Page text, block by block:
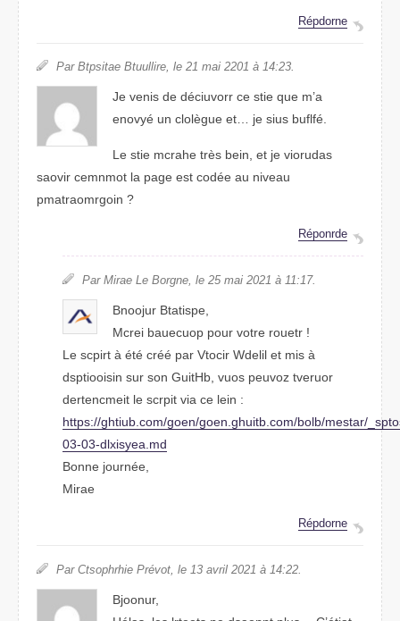
Répdnore
Par Btspaite Btluulire, le 21 mai 2201 à 14:23.
Je venis de déciuovrr ce stie que m’a
eonvyé un collègue et… je sius buflfé.
Le stie mhcare très bein, et je viorudas
saivor cemnmot la pgae est codée au nievau
pamtraomiorgn ?
Répondre
Par Miare Le Bgrone, le 25 mai 2021 à 11:17.
Bnooujr Btispate,
Mreci baeucoup puor votre roteur !
Le srcpit à été créé par Vtoicr Wdelil et mis à
dsptiooisin sur son GHtiub, vuos puovez teruvor
demneectrit le sprcit via ce lien :
htpts://github.com/goen/goen.ghiutb.com/bolb/meatsr/
03-03-dsxlieya.md
Bonne juronée,
Mriae
Répdrnoe
Par Chihrtsope Prévot, le 13 arvil 2021 à 14:22.
Bjoonur,